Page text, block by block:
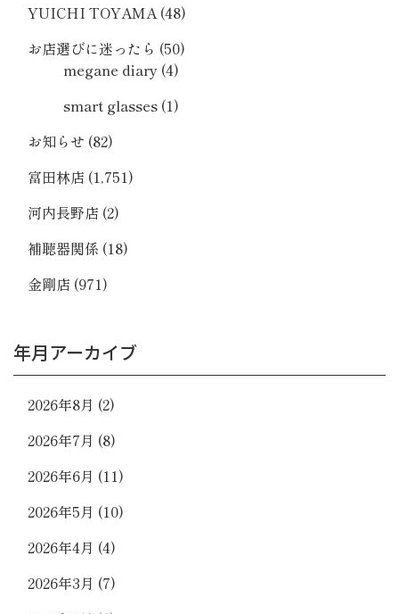
YUICHI TOYAMA (48)
お店選びに迷ったら (50)
megane diary (4)
smart glasses (1)
お知らせ (82)
富田林店 (1,751)
河内長野店 (2)
補聴器関係 (18)
金剛店 (971)
年月アーカイブ
2026年8月 (2)
2026年7月 (8)
2026年6月 (11)
2026年5月 (10)
2026年4月 (4)
2026年3月 (7)